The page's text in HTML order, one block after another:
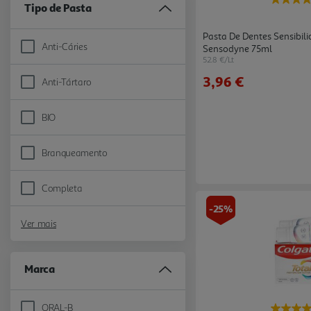
Tipo de Pasta
Anti-Cáries
Refine by Tipo de Pasta: Anti-Cáries
Anti-Tártaro
Refine by Tipo de Pasta: Anti-Tártaro
BIO
Refine by Tipo de Pasta: BIO
Branqueamento
Refine by Tipo de Pasta: Branqueamento
Completa
Refine by Tipo de Pasta: Completa
Ver mais
Marca
ORAL-B
Pasta De Dentes
Sensodyne 75ml
52.8 €/Lt
3,96 €
-25%